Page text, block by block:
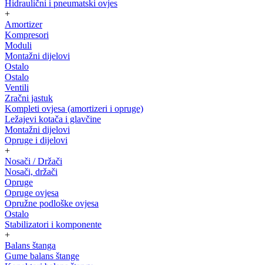
Hidraulični i pneumatski ovjes
+
Amortizer
Kompresori
Moduli
Montažni dijelovi
Ostalo
Ostalo
Ventili
Zračni jastuk
Kompleti ovjesa (amortizeri i opruge)
Ležajevi kotača i glavčine
Montažni dijelovi
Opruge i dijelovi
+
Nosači / Držači
Nosači, držači
Opruge
Opruge ovjesa
Opružne podloške ovjesa
Ostalo
Stabilizatori i komponente
+
Balans štanga
Gume balans štange